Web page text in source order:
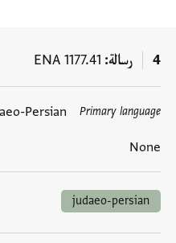
4 رسالة ENA 1177.41
Primary language
Persian
None
العلامات
judaeo-persian